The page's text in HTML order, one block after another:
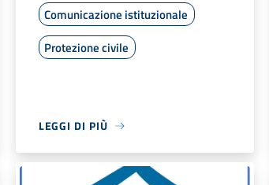
Comunicazione istituzionale
Protezione civile
LEGGI DI PIÙ